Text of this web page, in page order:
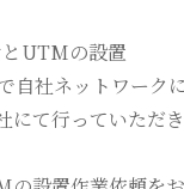
とUTMの設置
社ネットワーク
て行っていただ